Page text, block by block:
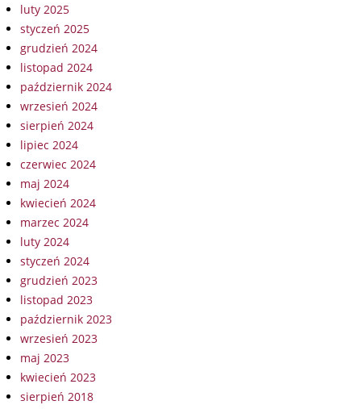
luty 2025
styczeń 2025
grudzień 2024
listopad 2024
październik 2024
wrzesień 2024
sierpień 2024
lipiec 2024
czerwiec 2024
maj 2024
kwiecień 2024
marzec 2024
luty 2024
styczeń 2024
grudzień 2023
listopad 2023
październik 2023
wrzesień 2023
maj 2023
kwiecień 2023
sierpień 2018